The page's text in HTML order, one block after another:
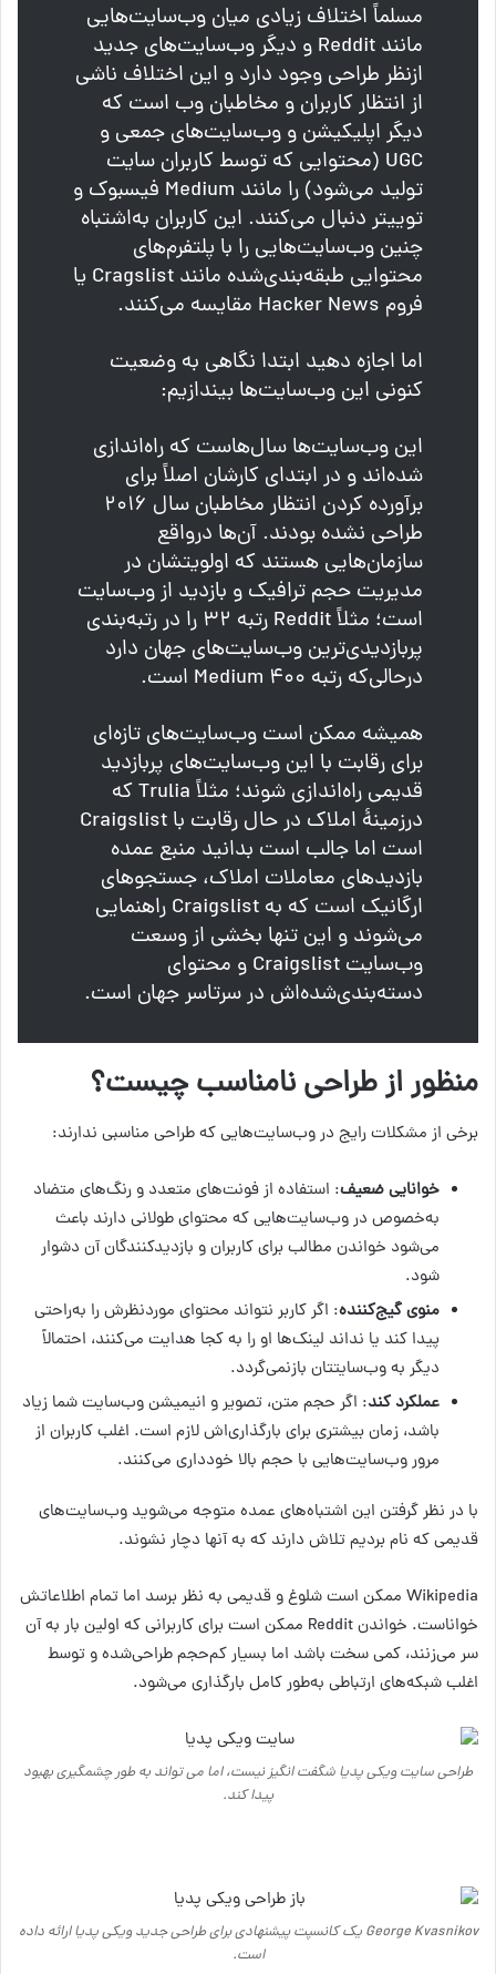
مسلماً اختلاف زیادی میان وب‌سایت‌هایی
مانند Reddit و دیگر وب‌سایت‌های جدید
ازنظر طراحی وجود دارد و این اختلاف ناشی
از انتظار کاربران و مخاطبان وب است که
دیگر اپلیکیشن و وب‌سایت‌های جمعی و
UGC (محتوایی که توسط کاربران سایت
تولید می‌شود) را مانند Medium فیسبوک و
توییتر دنبال می‌کنند. این کاربران به‌اشتباه
چنین وب‌سایت‌هایی را با پلتفرم‌های
محتوایی طبقه‌بندی‌شده مانند Cragslist یا
فروم Hacker News مقایسه می‌کنند.
اما اجازه دهید ابتدا نگاهی به وضعیت
کنونی این وب‌سایت‌ها بیندازیم:
این وب‌سایت‌ها سال‌هاست که راه‌اندازی
شده‌اند و در ابتدای کارشان اصلاً برای
برآورده کردن انتظار مخاطبان سال ۲۰۱۶
طراحی نشده بودند. آن‌ها درواقع
سازمان‌هایی هستند که اولویتشان در
مدیریت حجم ترافیک و بازدید از وب‌سایت
است؛ مثلاً Reddit رتبه ۳۲ را در رتبه‌بندی
پربازدیدی‌ترین وب‌سایت‌های جهان دارد
درحالی‌که رتبه Medium ۴۰۰ است.
همیشه ممکن است وب‌سایت‌های تازه‌ای
برای رقابت با این وب‌سایت‌های پربازدید
قدیمی راه‌اندازی شوند؛ مثلاً Trulia که
درزمینهٔ املاک در حال رقابت با Craigslist
است اما جالب است بدانید منبع عمده
بازدیدهای معاملات املاک، جستجوهای
ارگانیک است که به Craigslist راهنمایی
می‌شوند و این تنها بخشی از وسعت
وب‌سایت Craigslist و محتوای
دسته‌بندی‌شده‌اش در سرتاسر جهان است.
منظور از طراحی نامناسب چیست؟
برخی از مشکلات رایج در وب‌سایت‌هایی که طراحی مناسبی ندارند:
خوانایی ضعیف: استفاده از فونت‌های متعدد و رنگ‌های متضاد
به‌خصوص در وب‌سایت‌هایی که محتوای طولانی دارند باعث
می‌شود خواندن مطالب برای کاربران و بازدیدکنندگان آن دشوار
شود.
منوی گیج‌کننده: اگر کاربر نتواند محتوای موردنظرش را به‌راحتی
پیدا کند یا نداند لینک‌ها او را به کجا هدایت می‌کنند، احتمالاً
دیگر به وب‌سایتتان بازنمی‌گردد.
عملکرد کند: اگر حجم متن، تصویر و انیمیشن وب‌سایت شما زیاد
باشد، زمان بیشتری برای بارگذاری‌اش لازم است. اغلب کاربران از
مرور وب‌سایت‌هایی با حجم بالا خودداری می‌کنند.
با در نظر گرفتن این اشتباه‌های عمده متوجه می‌شوید وب‌سایت‌های
قدیمی که نام بردیم تلاش دارند که به آنها دچار نشوند.
Wikipedia ممکن است شلوغ و قدیمی به نظر برسد اما تمام اطلاعاتش
خواناست. خواندن Reddit ممکن است برای کاربرانی که اولین بار به آن
سر می‌زنند، کمی سخت باشد اما بسیار کم‌حجم طراحی‌شده و توسط
اغلب شبکه‌های ارتباطی به‌طور کامل بارگذاری می‌شود.
طراحی سایت ویکی پدیا شگفت انگیز نیست، اما می تواند به طور چشمگیری بهبود
پیدا کند.
George Kvasnikov یک کانسپت پیشنهادی برای طراحی جدید ویکی پدیا ارائه داده
است.